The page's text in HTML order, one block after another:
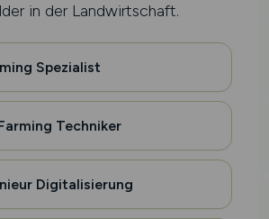
in der Landwirtschaft.
Spezialist
Techniker
Digitalisierung